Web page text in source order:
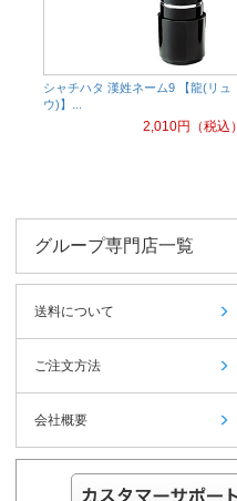
シャチハタ 漢姓ネーム9 【龍(リュ
ウ)】...
2,010円（税込）
グループ専門店一覧
送料について
ご注文方法
会社概要